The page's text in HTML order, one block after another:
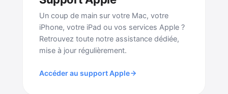
Un coup de main sur votre Mac, votre
iPhone, votre iPad ou vos services Apple ?
Retrouvez toute notre assistance dédiée,
mise à jour régulièrement.
Accéder au support Apple